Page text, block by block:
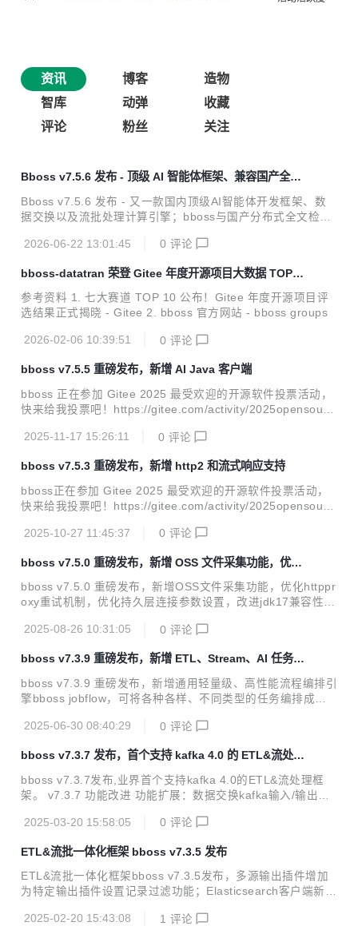
资讯 博客
造物
智库
动弹
收藏
评论
粉丝 关注
Bboss v7.5.6 发布 - 顶级 AI 智能体框架、兼容国产全文
检索产品 Easysearch
Bboss v7.5.6 发布 - 又一款国内顶级AI智能体开发框架、数
据交换以及流批处理计算引擎；bboss与国产分布式全文检索
户端全面兼容Easysearch全系列版本；带来诸多功能改进和b
-Action模式；基于bboss有向循环图实现多智能体编排和自主
循环迭代，支持并行、串行、条件、路由、裁判、通用、循环l
oop等多种智能体节点，轻松按需编排一切可能的任务节点到
智能体工作流；支持智能体工作流定时调度执行，提供节假日
忽略执行或者指定...
2026-06-22 13:01:45 0 评论
bboss-datatran 荣登 Gitee 年度开源项目大数据 TOP10
榜单
参考资料 1. 七大赛道 TOP 10 公布！Gitee 年度开源项目评
选结果正式揭晓 - Gitee 2. bboss 官方网站 - bboss groups
2026-02-06 10:39:51 0 评论
bboss v7.5.5 重磅发布，新增 AI Java 客户端
bboss 正在参加 Gitee 2025 最受欢迎的开源软件投票活动，
快来给我投票吧！https://gitee.com/activity/2025opensourc
端，同时带来一系列功能完善和改进。bboss ai java客户端目
验）： 文本对话 图像识别 图像生成 语音识别 语音生成 视频
生成 v7.5.5 功能改进 AI模型客户端服务改进：发送流结束事
件到前端，可以在流结束事件中附带附加信息，例如：Rag附
件材料链接等 AI模型客户端httprp...
2025-11-17 15:26:11 0 评论
bboss v7.5.3 重磅发布，新增 http2 和流式响应支持
bboss正在参加 Gitee 2025 最受欢迎的开源软件投票活动，
快来给我投票吧！https://gitee.com/activity/2025opensourc
响应支持，轻松实现各种大模型流式模式调用，同时带来一系
0 websocket功能 工作流改进：工作流触发器脚本接口增加lo
gger日志对象，用于在脚本中记录日志 优化数据库管理工具
mysqlbinlog同步改进：自定义BinaryLogClientExt，打印异
常情况日...
2025-10-27 11:45:37 0 评论
bboss v7.5.0 重磅发布，新增 OSS 文件采集功能，优化
httpproxy 重试机制
bboss v7.5.0 重磅发布，新增OSS文件采集功能，优化httppr
oxy重试机制，优化持久层连接参数设置，改进jdk17兼容性。
异步执行模式 工作流改进：通用函数节点提供抽象函数基础类
供了节点初始化方法的实现 工作流改进：完善工作流执行上下
文参数管理api，获取参数方法可以指定默认值 工作流改进：
完善并行分支barrier机制：增加自定义JobFlowCyclicBarrie
r，设置barrier超时时间，避免出现一直阻塞等待的可能性 文
件采集插件...
2025-08-26 10:31:05 0 评论
bboss v7.3.9 重磅发布，新增 ETL、Stream、AI 任务流
程编排引擎
bboss v7.3.9 重磅发布，新增通用轻量级、高性能流程编排引
擎bboss jobflow，可将各种各样、不同类型的任务编排成工
作业任务、业务办理任务、充值缴费任务以及大模型推理任务
oss jobflow，使用参考文档 https://esdoc.bbossgroups.co
m/#/jobworkflow 数据交换模块增加作业流程任务编排功能 基
础框架jdk 17+版本兼容性改进 引入amz s3协议，实现文件上
2025-06-30 08:40:29 0 评论
bboss v7.3.7 发布，首个支持 kafka 4.0 的 ETL&流处理
框架
bboss v7.3.7发布,业界首个支持kafka 4.0的ETL&流处理框
架。 v7.3.7 功能改进 功能扩展：数据交换kafka输入/输出插
4.0插件数据交换作业案例下载地址 https://gitee.com/bboss/
数据交换Serial任务执行时报TaskMetrics空指针问题 参考资
料 bboss ETL 工具使用集成指南 https://esdoc.bbossgroup
s.com/#/db-e...
2025-03-20 15:58:05 0 评论
ETL&流批一体化框架 bboss v7.3.5 发布
ETL&流批一体化框架bboss v7.3.5发布，多源输出插件增加
为特定输出插件设置记录过滤功能；Elasticsearch客户端新增
client和http微服务框架增加对Kerberos认证支持；支持基于K
2025-02-20 15:43:08 1 评论